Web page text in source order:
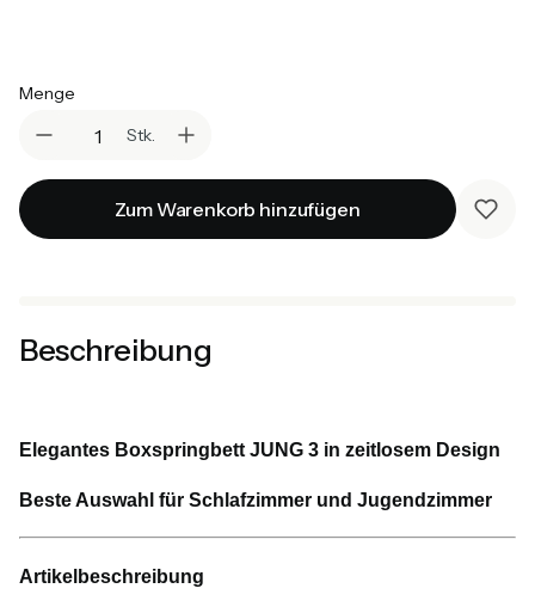
Menge
Stk.
Zum Warenkorb hinzufügen
Beschreibung
Elegantes Boxspringbett JUNG 3 in zeitlosem Design
Beste Auswahl für Schlafzimmer und Jugendzimmer
Artikelbeschreibung